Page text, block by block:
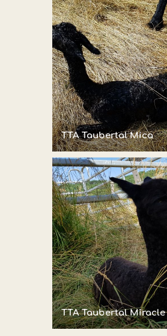
TTA Taubertal Mica
TTA Taubertal Miracle